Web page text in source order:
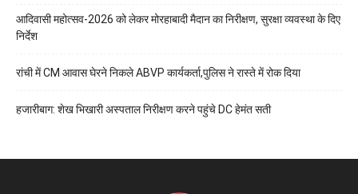
आदिवासी महोत्सव-2026 को लेकर मोरहाबादी मैदान का निरीक्षण, सुरक्षा व्यवस्था के दिए
निर्देश
रांची में CM आवास घेरने निकले ABVP कार्यकर्ता,पुलिस ने रास्ते में रोक दिया
हजारीबाग: शेख भिखारी अस्पताल निरीक्षण करने पहुंचे DC हेमंत सती